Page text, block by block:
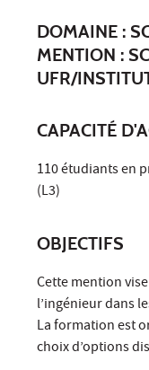
DOMAINE :
MENTION :
UFR/
CAPACITÉ
110 étudiants en
(L3)
OBJECTIFS
Cette mention
l’ingénieur dans
La formation est
choix d’options